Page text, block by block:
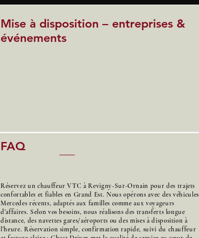
Mise à disposition – entreprises &
événements
FAQ
Réservez un chauffeur VTC à Revigny-Sur-Ornain pour des trajets
confortables et fiables en Grand Est. Nous opérons avec des véhicules
Mercedes récents, adaptés aux familles comme aux voyageurs
d’affaires. Selon vos besoins, nous réalisons des transferts longue
distance, des navettes gares/aéroports ou des mises à disposition à
l’heure. Réservation simple, confirmation rapide, suivi du chauffeur